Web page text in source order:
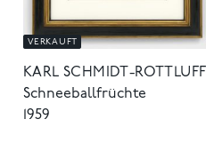
VERKAUFT
KARL SCHMIDT-ROTTLUFF
Schneeballfrüchte
1959